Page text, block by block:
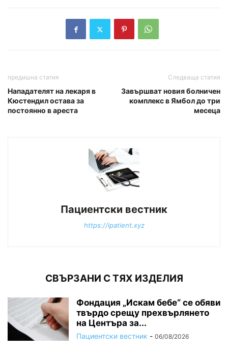
предишна статия
Нападателят на лекаря в
Кюстендил остава за
постоянно в ареста
Следваща статия
Завършват новия болничен
комплекс в Ямбол до три
месеца
Пациентски вестник
https://ipatient.xyz
СВЪРЗАНИ С ТЯХ ИЗДЕЛИЯ
Фондация „Искам бебе“ се обяви
твърдо срещу прехвърлянето
на Центъра за...
Пациентски вестник - 06/08/2026